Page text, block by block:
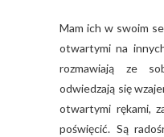
Mam ich w swoim
otwartymi na
rozmawiają ze
odwiedzają się
otwartymi rękami,
poświęcić. Są